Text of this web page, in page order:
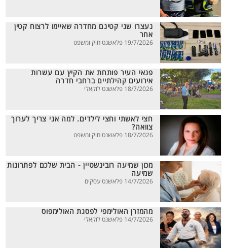
נעצרו שני קטינם מחדרה שאיימו לרצוח קטין
אחר
19/7/2026 פלאשנט חוק ומשפט
פנאי העיר פותחת את הקיץ עם עשרות
אירועים קהילתיים ברחבי חדרה
18/7/2026 פלאשנט לוקאלי
חצי לאשתי וחצי לילדים. למה אני צריך לערוך
צוואה?
18/7/2026 פלאשנט חוק ומשפט
מכון שמיעה רובינשטיין - הבית שלכם לפתרונות
שמיעה
14/7/2026 פלאשנט עסקים
מהמזרן האולימפי לפסגת האולימפוס
14/7/2026 פלאשנט לוקאלי